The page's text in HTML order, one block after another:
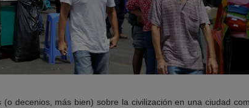
decenios, más bien) sobre la civilización en una ciudad